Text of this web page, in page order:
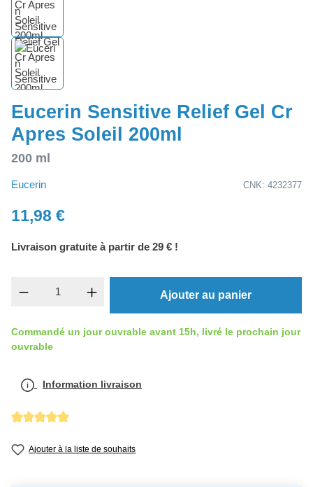
Eucerin Sensitive Relief Gel Cr
Apres Soleil 200ml
200 ml
Eucerin CNK: 4232377
11,98 €
Livraison gratuite à partir de 29 € !
Quantité de produit : Entrez la quantité
Ajouter au panier
Commandé un jour ouvrable avant 15h, livré le prochain jour
ouvrable
Information livraison
Ajouter à la liste de souhaits